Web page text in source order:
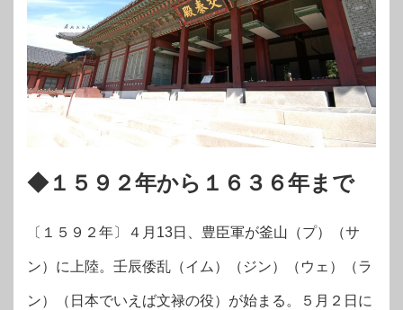
◆１５９２年から１６３６年まで
〔１５９２年〕４月13日、豊臣軍が釜山（プ）（サ
ン）に上陸。壬辰倭乱（イム）（ジン）（ウェ）（ラ
ン）（日本でいえば文禄の役）が始まる。５月２日に